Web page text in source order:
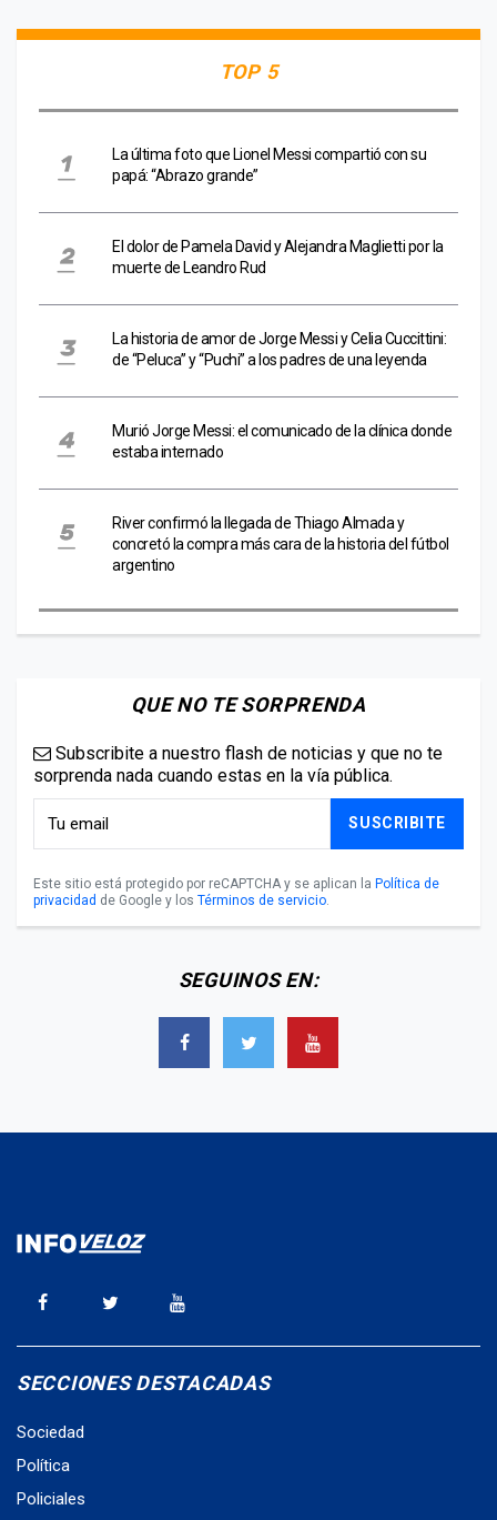
TOP 5
La última foto que Lionel Messi compartió con su
papá: “Abrazo grande”
El dolor de Pamela David y Alejandra Maglietti por la
muerte de Leandro Rud
La historia de amor de Jorge Messi y Celia Cuccittini:
de “Peluca” y “Puchi” a los padres de una leyenda
Murió Jorge Messi: el comunicado de la clínica donde
estaba internado
River confirmó la llegada de Thiago Almada y
concretó la compra más cara de la historia del fútbol
argentino
QUE NO TE SORPRENDA
Subscribite a nuestro flash de noticias y que no te
sorprenda nada cuando estas en la vía pública.
SUSCRIBITE
Este sitio está protegido por reCAPTCHA y se aplican la Política de
privacidad de Google y los Términos de servicio.
SEGUINOS EN:
SECCIONES DESTACADAS
Sociedad
Política
Policiales